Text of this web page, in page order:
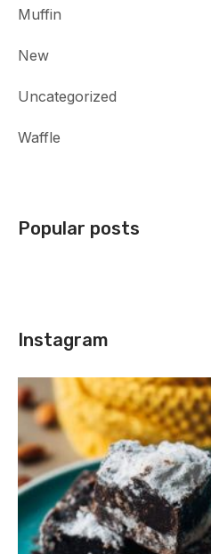
Muffin
New
Uncategorized
Waffle
Popular posts
Instagram